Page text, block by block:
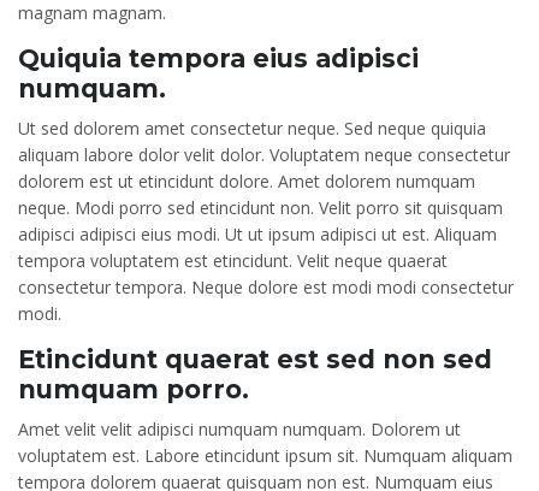
magnam magnam.
Quiquia tempora eius adipisci
numquam.
Ut sed dolorem amet consectetur neque. Sed neque quiquia
aliquam labore dolor velit dolor. Voluptatem neque consectetur
dolorem est ut etincidunt dolore. Amet dolorem numquam
neque. Modi porro sed etincidunt non. Velit porro sit quisquam
adipisci adipisci eius modi. Ut ut ipsum adipisci ut est. Aliquam
tempora voluptatem est etincidunt. Velit neque quaerat
consectetur tempora. Neque dolore est modi modi consectetur
modi.
Etincidunt quaerat est sed non sed
numquam porro.
Amet velit velit adipisci numquam numquam. Dolorem ut
voluptatem est. Labore etincidunt ipsum sit. Numquam aliquam
tempora dolorem quaerat quisquam non est. Numquam eius